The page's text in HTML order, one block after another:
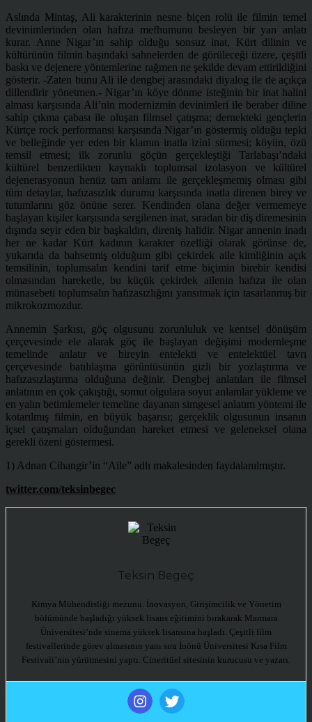
Aslında Mintaş, Ali karakterinin nesne biçen rolü ile filmin temel
devinimlerinden olan hafıza mefhumunu besleyen bir yan anlatı
kurar. Anne Nigar’ın sahip olduğu sonsuz inat, Kürt dilinin ve
kültürünün filmin başındaki sahnelerden de görüleceği üzere, çeşitli
baskı ve dejenere yöntemlerine rağmen ne şekilde devam ettirildiğini
gösterir. -Zaten bunu Ali ile dengbej arasındaki diyalog ile de açıkça
dillendirir yönetmen.- Nigar’ın köye dönme isteğinin bir inat halini
alması karşısında Ali’nin modernizmin devinimleri ile beraber diline
sahip çıkma çabası ile oluşan filmsel çatışma; dernekteki gençlerin
Kürtçe rock performansı karşısında Nigar’ın göstermiş olduğu tepki
ve belleğinde yer eden bir klamın inatla izini sürmesi; köyün, özü
temsil etmesi; ilk zorunlu göçün gerçekleştiği Tarlabaşı’ndaki
kültürel benzerlikten kaynaklı toplumsal izolasyon ve kültürel
dejenerasyonun henüz tam anlamı ile gerçekleşmemiş olması gibi
tüm detaylar, hafızasızlık durumu karşısında inatla direnen birey ve
tutumlarını göz önüne serer. Kendinden olana değer vermemeye
başlayan kişiler karşısında sergilenen inat, sıradan bir diş diremesinin
dışında seyir eden bir başkaldırı, direniş halidir. Nigar annenin inadı
her ne kadar Kürt kadının karakter özelliği olarak görünse de,
yukarıda da bahsetmiş olduğum gibi çekirdek aile kimliğinin açık
temsilinin, toplumsalın kendini tarif etme biçimin birebir kendisi
olmasından hareketle, bu küçük çekirdek ailenin hafıza ile olan
münasebeti toplumsalın hafızasızlığını yansıtmak için tasarlanmış bir
mikrokozmozdur.
Annemin Şarkısı, göç olgusunu zorunluluk ve kentsel dönüşüm
çerçevesinde ele alarak göç ile başlayan değişimi modernleşme
temelinde anlatır ve bireyin entelekti ve entelektüel tavrı
çerçevesinde batılılaşma görüntüsünün gizli bir yozlaştırma ve
hafızasızlaştırma olduğuna değinir. Dengbej anlatıları ile filmsel
anlatının en çok çakıştığı, somut olgulara soyut anlamlar yükleme ve
en yalın betimlemeler temeline dayanan simgesel anlatım yöntemi ile
kotarılmış filmin, en büyük başarısı; gerçeklik olgusunun insanın
içsel çatışmaları olduğundan hareket etmesi ve geleneksel olana
gerekli özeni göstermesi.
1) Adnan Cihangir’in “Aile” adlı makalesinden faydalanılmıştır.
twitter.com/teksinbegec
Teksin Begeç
Kimya Mühendisliği mezunu. İnovasyon, Girişimcilik ve Yönetim
bölümünde başladığı yüksek lisans eğitimini bırakarak Marmara
Üniversitesi’nde sinema yüksek lisansına başladı. Çeşitli film
festivallerinde görev almasının yanı sıra İnönü Üniversitesi Kısa Film
Festivali’nin yürütmesini yaptı. Cineritüel sitesinin kurucusu ve yazarı.